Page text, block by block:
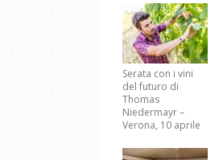
Serata con i vini
del futuro di
Thomas
Niedermayr –
Verona, 10 aprile